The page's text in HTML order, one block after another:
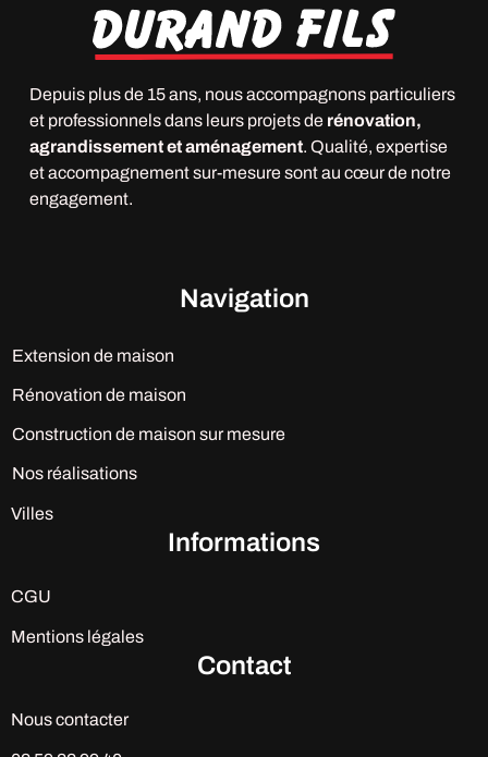
Depuis plus de 15 ans, nous accompagnons particuliers
et professionnels dans leurs projets de rénovation,
agrandissement et aménagement. Qualité, expertise
et accompagnement sur-mesure sont au cœur de notre
engagement.
Navigation
Extension de maison
Rénovation de maison
Construction de maison sur mesure
Nos réalisations
Villes
Informations
CGU
Mentions légales
Contact
Nous contacter